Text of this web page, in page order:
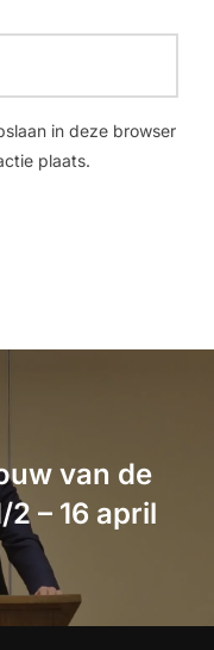
in deze browser
plaats.
van de
2 – 16 april